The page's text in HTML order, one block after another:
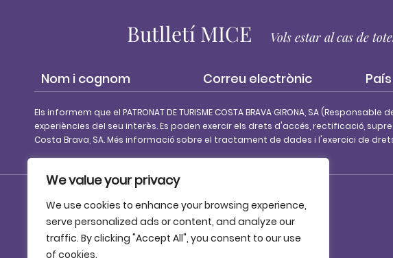
We value your privacy
We use cookies to enhance your browsing experience,
serve personalized ads or content, and analyze our
traffic. By clicking "Accept All", you consent to our use
of cookies.
Butlletí MICE Vols estar al cas de
País
Els informem que el PATRONAT DE TURISME COSTA BRAVA GIRONA, SA
experiències del seu interès. Es poden exercir els drets d'accés, rectificació,
Costa Brava, SA. Més informació sobre el tractament de dades i l'exercici de
© 2025 Patronat de Turisme Costa Brava Girona